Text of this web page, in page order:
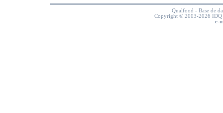
Qualfood - Base de
Copyright © 2003-2026 IDQ
e-